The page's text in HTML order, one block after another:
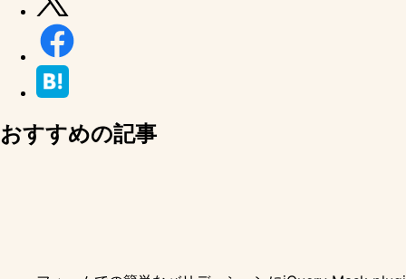
おすすめの記事